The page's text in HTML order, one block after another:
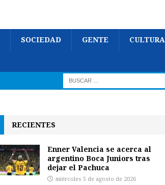
SOCIEDAD GENTE CULTURA
RECIENTES
Enner Valencia se acerca al
argentino Boca Juniors tras
dejar el Pachuca
miércoles 5 de agosto de 2026